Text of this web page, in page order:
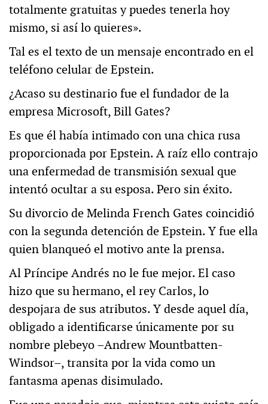
totalmente gratuitas y puedes tenerla hoy
mismo, si así lo quieres».
Tal es el texto de un mensaje encontrado en el
teléfono celular de Epstein.
¿Acaso su destinario fue el fundador de la
empresa Microsoft, Bill Gates?
Es que él había intimado con una chica rusa
proporcionada por Epstein. A raíz ello contrajo
una enfermedad de transmisión sexual que
intentó ocultar a su esposa. Pero sin éxito.
Su divorcio de Melinda French Gates coincidió
con la segunda detención de Epstein. Y fue ella
quien blanqueó el motivo ante la prensa.
Al Príncipe Andrés no le fue mejor. El caso
hizo que su hermano, el rey Carlos, lo
despojara de sus atributos. Y desde aquel día,
obligado a identificarse únicamente por su
nombre plebeyo –Andrew Mountbatten-
Windsor–, transita por la vida como un
fantasma apenas disimulado.